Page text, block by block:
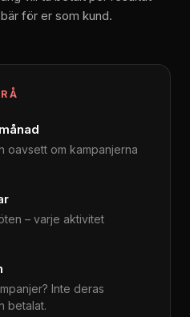
för er som kund.
oavsett om kampanjerna
– varje aktivitet
Inte deras
betalat.